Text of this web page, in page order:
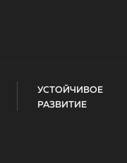
УСТОЙЧИВОЕ
РАЗВИТИЕ